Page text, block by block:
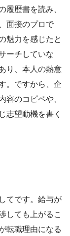
履歴書を読み、
面接のプロで
魅力を感じたと
ーチしていな
り、本人の熱意
。ですから、企
容のコピペや、
志望動機を書く
てです。給与が
しても上がるこ
転職理由になる